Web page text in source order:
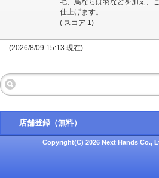
毛、鳥ならば羽などを加え、
仕上げます。
( スコア 1)
(2026/8/09 15:13 現在)
店舗登録（無料）
Copyright(C) 2026 Next Hands Co.,